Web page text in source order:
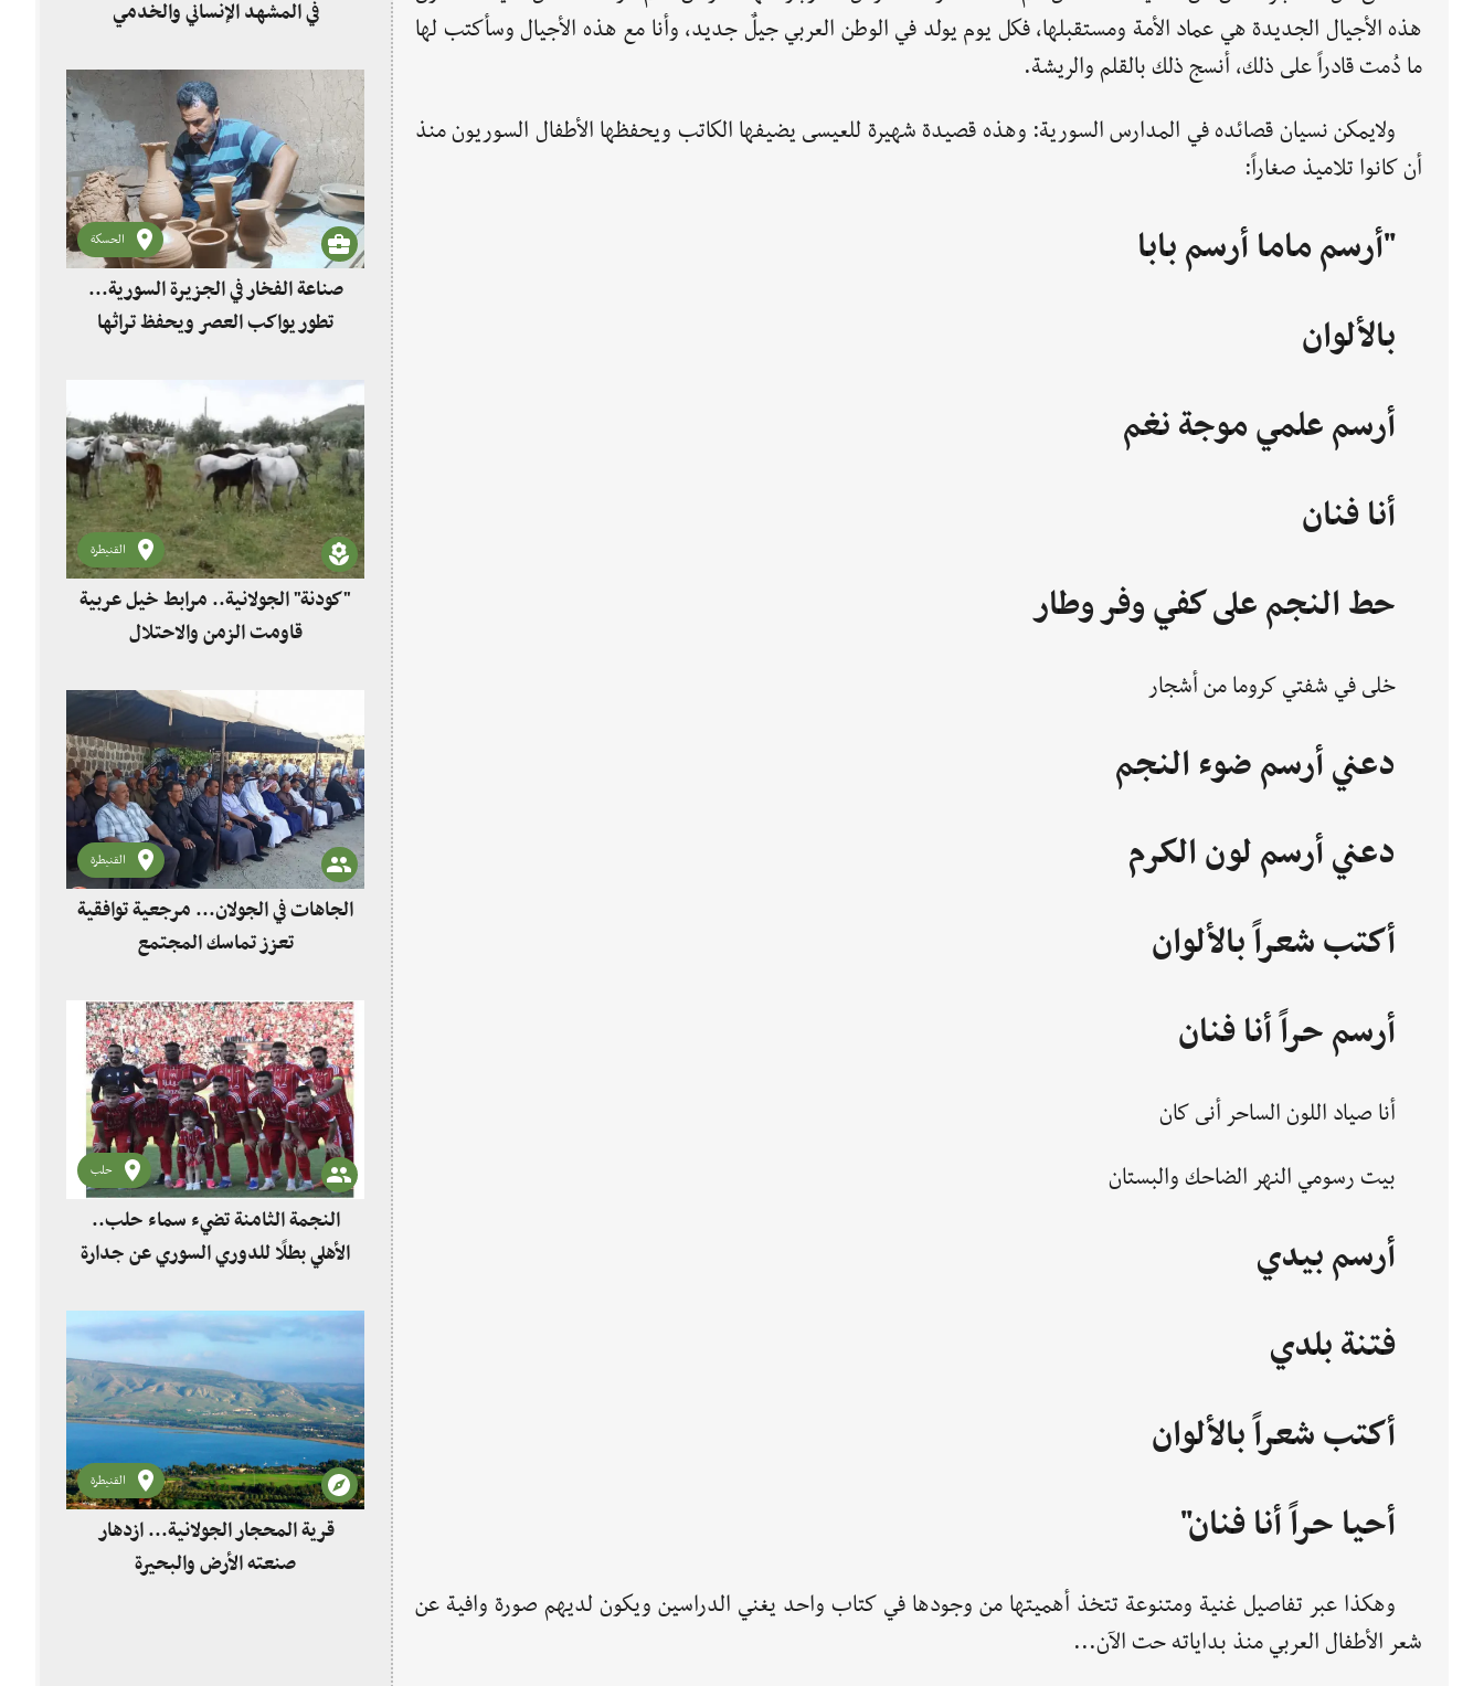
هذه الأجيال الجديدة هي عماد الأمة ومستقبلها، فكل يوم يولد في الوطن العربي جيلٌ جديد، وأنا مع هذه الأجيال وسأكتب لها
ما دُمت قادراً على ذلك، أنسج ذلك بالقلم والريشة.
ولايمكن نسيان قصائده في المدارس السورية: وهذه قصيدة شهيرة للعيسى يضيفها الكاتب ويحفظها الأطفال السوريون منذ
أن كانوا تلاميذ صغاراً:
"أرسم ماما أرسم بابا
بالألوان
أرسم علمي موجة نغم
أنا فنان
حط النجم على كفي وفر وطار
خلى في شفتي كروما من أشجار
دعني أرسم ضوء النجم
دعني أرسم لون الكرم
أكتب شعراً بالألوان
أرسم حراً أنا فنان
أنا صياد اللون الساحر أنى كان
بيت رسومي النهر الضاحك والبستان
أرسم بيدي
فتنة بلدي
أكتب شعراً بالألوان
أحيا حراً أنا فنان"
وهكذا عبر تفاصيل غنية ومتنوعة تتخذ أهميتها من وجودها في كتاب واحد يغني الدراسين ويكون لديهم صورة وافية عن
شعر الأطفال العربي منذ بداياته حت الآن...
في المشهد الإنساني والخدمي
الحسكة
صناعة الفخار في الجزيرة السورية...
تطور يواكب العصر ويحفظ تراثها
القنيطرة
"كودنة" الجولانية.. مرابط خيل عربية
قاومت الزمن والاحتلال
القنيطرة
الجاهات في الجولان... مرجعية توافقية
تعزز تماسك المجتمع
حلب
النجمة الثامنة تضيء سماء حلب..
الأهلي بطلًا للدوري السوري عن جدارة
القنيطرة
قرية المحجار الجولانية... ازدهار
صنعته الأرض والبحيرة